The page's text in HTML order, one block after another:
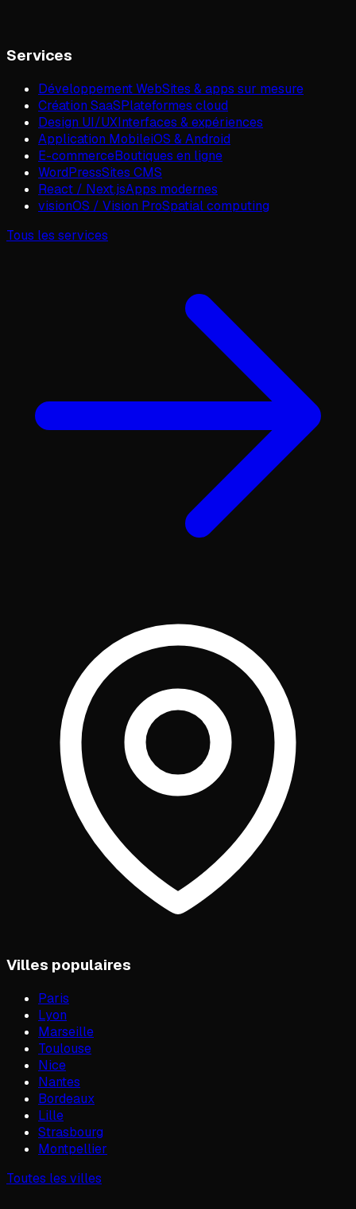
Services
Développement WebSites & apps sur mesure
Création SaaSPlateformes cloud
Design UI/UXInterfaces & expériences
Application MobileiOS & Android
E-commerceBoutiques en ligne
WordPressSites CMS
React / Next.jsApps modernes
visionOS / Vision ProSpatial computing
Tous les services
Villes populaires
Paris
Lyon
Marseille
Toulouse
Nice
Nantes
Bordeaux
Lille
Strasbourg
Montpellier
Toutes les villes